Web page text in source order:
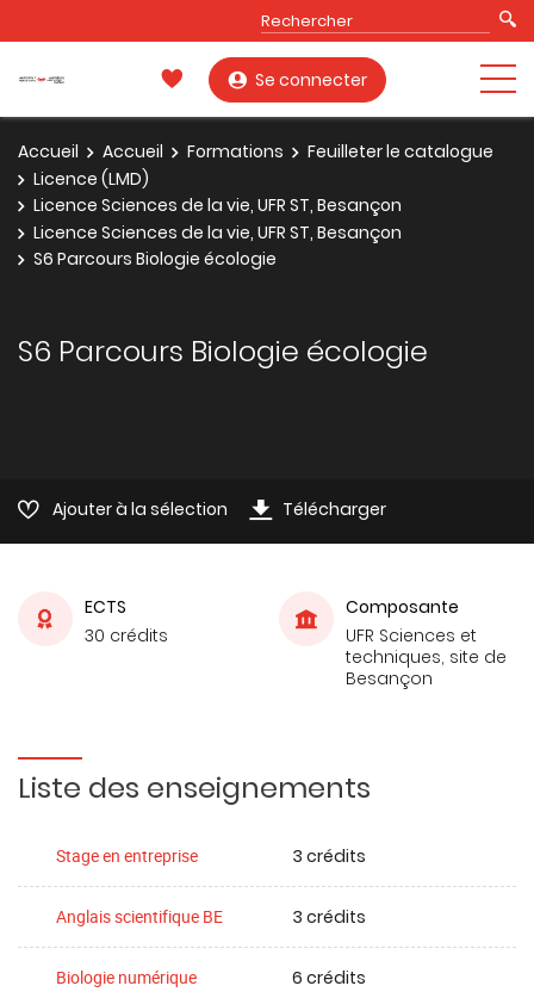
Se connecter
Accueil Accueil Formations
Feuilleter le catalogue
Licence (LMD)
Licence Sciences de la vie, UFR ST, Besançon
Licence Sciences de la vie, UFR ST, Besançon
S6 Parcours Biologie écologie
S6 Parcours Biologie écologie
Ajouter à la sélection Télécharger
ECTS
30 crédits
Composante
UFR Sciences et
techniques, site de
Besançon
Liste des enseignements
Stage en entreprise 3 crédits
Anglais scientifique BE 3 crédits
Biologie numérique 6 crédits